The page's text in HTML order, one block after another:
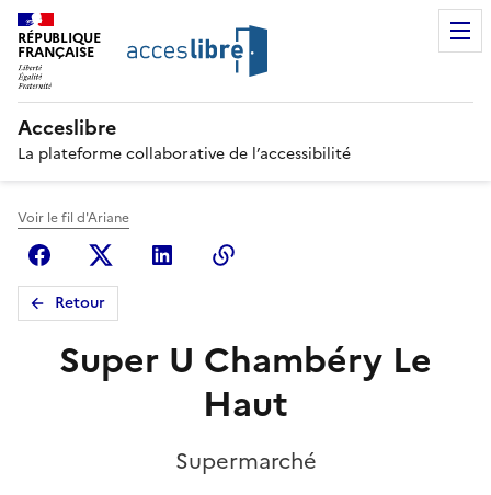
RÉPUBLIQUE
FRANÇAISE
Acceslibre
La plateforme collaborative de l’accessibilité
Voir le fil d'Ariane
FacebookX (anciennement Twitter)
Linkedin
Retour
Super U Chambéry Le
Haut
Supermarché